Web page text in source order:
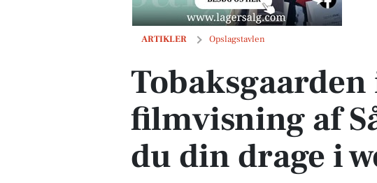
ARTIKLER Opslagstavlen
Tobaksgaarden inviterer til filmvisning af Sådan træner
filmvisning af
du din drage i